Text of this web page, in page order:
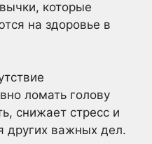
которые
на здоровье в
ломать голову
снижает стресс и
других важных дел.